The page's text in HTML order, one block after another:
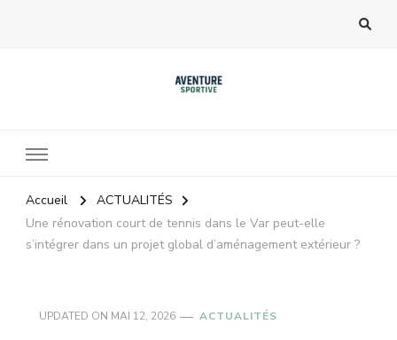
Accueil
ACTUALITÉS
Une rénovation court de tennis dans le Var peut-elle
s’intégrer dans un projet global d’aménagement extérieur ?
UPDATED ON MAI 12, 2026 ACTUALITÉS